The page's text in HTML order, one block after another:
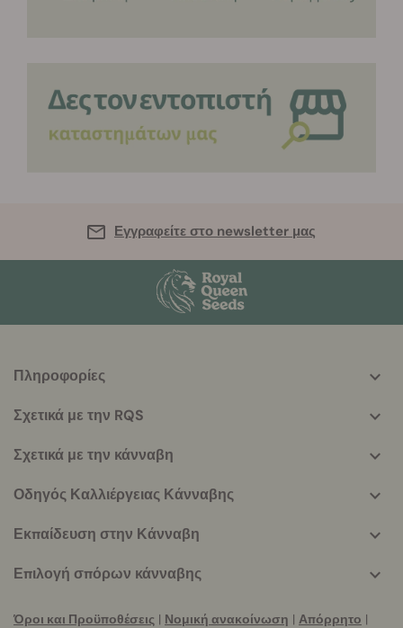
Εγγραφείτε στο newsletter μας
More
info
Πληροφορίες
Σχετικά με την RQS
Σχετικά με την κάνναβη
Οδηγός Καλλιέργειας Κάνναβης
Εκπαίδευση στην Κάνναβη
Επιλογή σπόρων κάνναβης
Όροι και Προϋποθέσεις | Νομική ανακοίνωση | Απόρρητο |